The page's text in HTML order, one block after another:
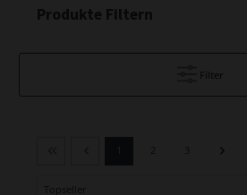
Produkte Filtern
Filter
2 3